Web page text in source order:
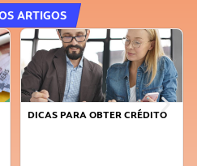
ARTIGOS
FAÇA A DIFERENÇA: SEJA